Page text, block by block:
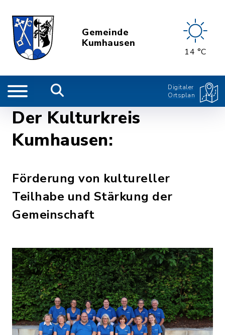
Gemeinde
Kumhausen
14 °C
Digitaler
Ortsplan
Der Kulturkreis
Kumhausen:
Förderung von kultureller
Teilhabe und Stärkung der
Gemeinschaft